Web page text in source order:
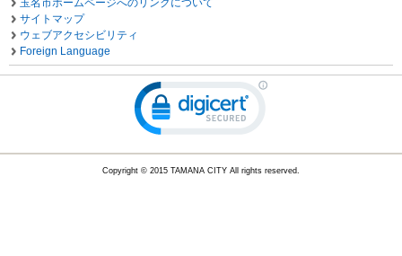
玉名市ホームページへのリンクについて
サイトマップ
ウェブアクセシビリティ
Foreign Language
Copyright © 2015 TAMANA CITY All rights reserved.